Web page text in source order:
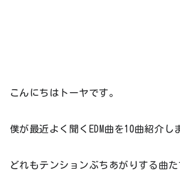
こんにちはトーヤです。
僕が最近よく聞くEDM曲を10曲紹介し
どれもテンションぶちあがりする曲た